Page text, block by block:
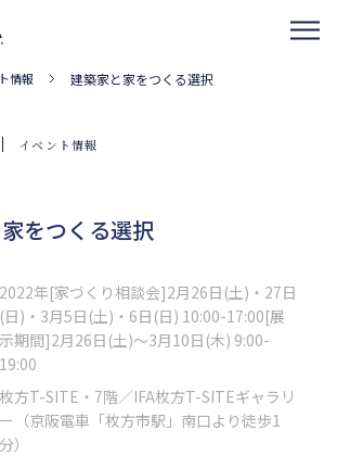
情報 建築家と家をつくる選択
イベント情報
をつくる選択
2022年[家づくり相談会]2月26日(土)・27日
(日)・3月5日(土)・6日(日) 10:00-17:00[展
示期間]2月26日(土)～3月10日(木) 9:00-
19:00
枚方T-SITE・7階／IFA枚方T-SITEギャラリ
ー（京阪電車「枚方市駅」南口より徒歩1
分）